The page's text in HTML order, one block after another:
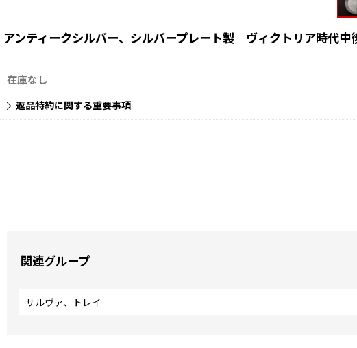
アンティークシルバー、シルバープレート製 ヴィクトリア時代
在庫なし
返品特約に関する重要事項
関連グループ
サルヴァ、トレイ